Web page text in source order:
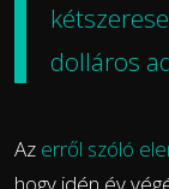
dolláros
Az erről szóló